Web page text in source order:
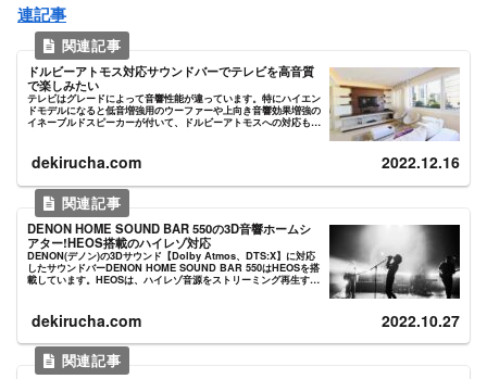
連記事
ドルビーアトモス対応サウンドバーでテレビを高音質
で楽しみたい
テレビはグレードによって音響性能が違っています。特にハイエン
ドモデルになると低音増強用のウーファーや上向き音響効果増強の
イネーブルドスピーカーが付いて、ドルビーアトモスへの対応も万
dekirucha.com 2022.12.16
DENON HOME SOUND BAR 550の3D音響ホームシ
アター!HEOS搭載のハイレゾ対応
DENON(デノン)の3Dサウンド【Dolby Atmos、DTS:X】に対応
したサウンドバーDENON HOME SOUND BAR 550はHEOSを搭
載しています。HEOSは、ハイレゾ音源をストリーミング再生する
dekirucha.com 2022.10.27